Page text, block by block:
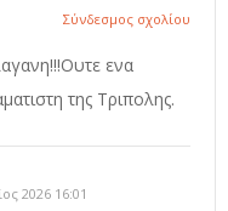
Σύνδεσμος σχολίου
ενα
της Τριπολης.
2026 16:01